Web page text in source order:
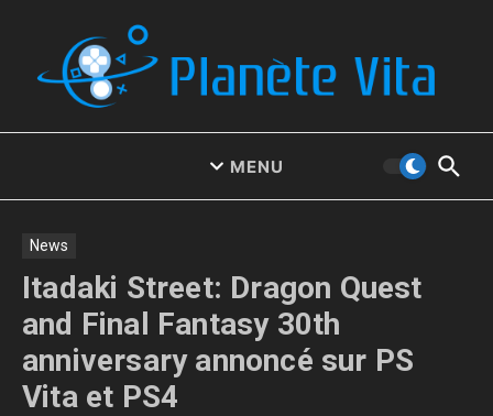
MENU
News
Itadaki Street: Dragon Quest
and Final Fantasy 30th
anniversary annoncé sur PS
Vita et PS4